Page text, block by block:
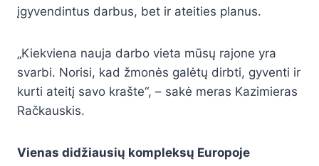
įgyvendintus darbus, bet ir ateities planus.
„Kiekviena nauja darbo vieta mūsų rajone yra
svarbi. Norisi, kad žmonės galėtų dirbti, gyventi ir
kurti ateitį savo krašte“, – sakė meras Kazimieras
Račkauskis.
Vienas didžiausių kompleksų Europoje